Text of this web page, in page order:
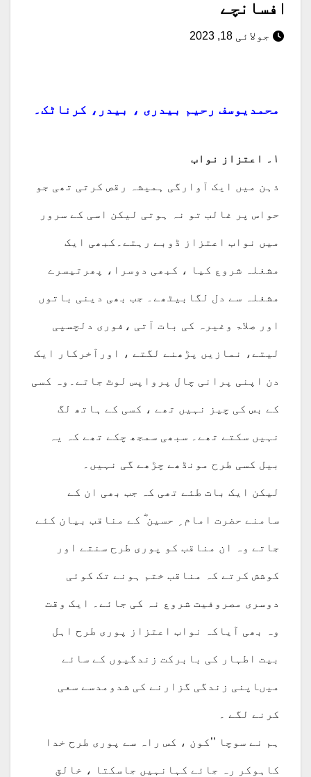
افسانچے
جولائی 18, 2023
محمدیوسف رحیم بیدری ، بیدر، کرناٹک۔
۱۔ اعتزاز نواب
ذہن میں ایک آوارگی ہمیشہ رقص کرتی تھی جو
حواس پر غالب تو نہ ہوتی لیکن اسی کے سرور
میں نواب اعتزاز ڈوبے رہتے۔کبھی ایک
مشغلہ شروع کیا ، کبھی دوسرا، پھرتیسرے
مشغلہ سے دل لگابیٹھے۔ جب بھی دینی باتوں
اور صلاۃ وغیرہ کی بات آتی ،فوری دلچسپی
لیتے، نمازیں پڑھنے لگتے ، اورآخرکار ایک
دن اپنی پرانی چال پرواپس لوٹ جاتے۔وہ کسی
کے بس کی چیز نہیں تھے ، کسی کے ہاتھ لگ
نہیں سکتے تھے۔ سبھی سمجھ چکے تھے کہ یہ
بیل کسی طرح مونڈھے چڑھے گی نہیں۔
لیکن ایک بات طئے تھی کہ جب بھی ان کے
سامنے حضرت امام ِ حسین ؓ کے مناقب بیان کئے
جاتے وہ ان مناقب کو پوری طرح سنتے اور
کوشش کرتے کہ مناقب ختم ہونے تک کوئی
دوسری مصروفیت شروع نہ کی جائے۔ ایک وقت
وہ بھی آیاکہ نواب اعتزاز پوری طرح اہل
بیت اطہار کی بابرکت زندگیوں کے سائے
میںاپنی زندگی گزارنے کی شدومدسے سعی
کرنے لگے ۔
ہم نے سوچا ’’کون ، کس راہ سے پوری طرح خدا
کاہوکر رہ جائے کہانہیں جاسکتا ، خالق